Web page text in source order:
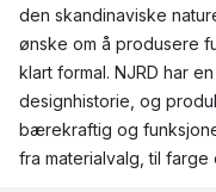
den skandinaviske
ønske om å produsere
klart formal. NJRD har
designhistorie, og
bærekraftig og
fra materialvalg, til farge